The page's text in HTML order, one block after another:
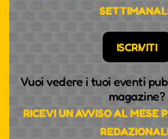
ISCRIVITI
Vuoi vedere i tuoi eventi
magazine?
RICEVI UN AVVISO AL MESE